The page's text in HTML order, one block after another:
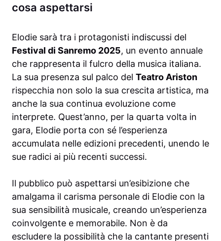
cosa aspettarsi
Elodie sarà tra i protagonisti indiscussi del
Festival di Sanremo 2025, un evento annuale
che rappresenta il fulcro della musica italiana.
La sua presenza sul palco del Teatro Ariston
rispecchia non solo la sua crescita artistica, ma
anche la sua continua evoluzione come
interprete. Quest’anno, per la quarta volta in
gara, Elodie porta con sé l’esperienza
accumulata nelle edizioni precedenti, unendo le
sue radici ai più recenti successi.
Il pubblico può aspettarsi un’esibizione che
amalgama il carisma personale di Elodie con la
sua sensibilità musicale, creando un’esperienza
coinvolgente e memorabile. Non è da
escludere la possibilità che la cantante presenti